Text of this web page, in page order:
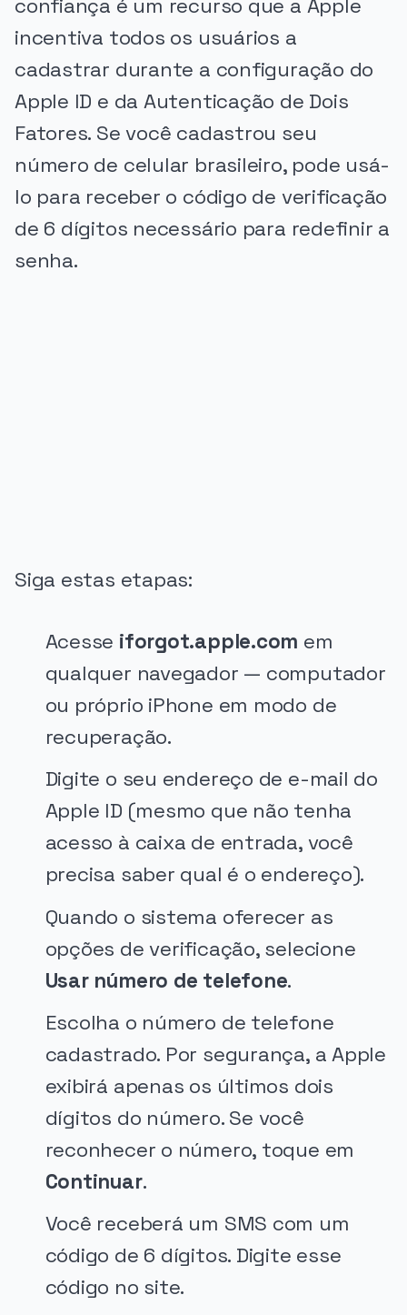
confiança é um recurso que a Apple
incentiva todos os usuários a
cadastrar durante a configuração do
Apple ID e da Autenticação de Dois
Fatores. Se você cadastrou seu
número de celular brasileiro, pode usá-
lo para receber o código de verificação
de 6 dígitos necessário para redefinir a
senha.
Siga estas etapas:
Acesse iforgot.apple.com em
qualquer navegador — computador
ou próprio iPhone em modo de
recuperação.
Digite o seu endereço de e-mail do
Apple ID (mesmo que não tenha
acesso à caixa de entrada, você
precisa saber qual é o endereço).
Quando o sistema oferecer as
opções de verificação, selecione
Usar número de telefone.
Escolha o número de telefone
cadastrado. Por segurança, a Apple
exibirá apenas os últimos dois
dígitos do número. Se você
reconhecer o número, toque em
Continuar.
Você receberá um SMS com um
código de 6 dígitos. Digite esse
código no site.